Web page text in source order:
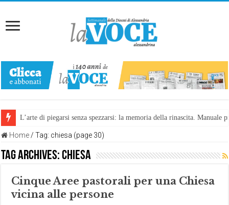
L’arte di piegarsi senza spezzarsi: la memoria della rinascita.
Riccetto e Martina, una storia che avvicina
Home / Tag: chiesa (page 30)
Tag Archives:chiesa
Cinque Aree pastorali per una Chiesa
vicina alle persone